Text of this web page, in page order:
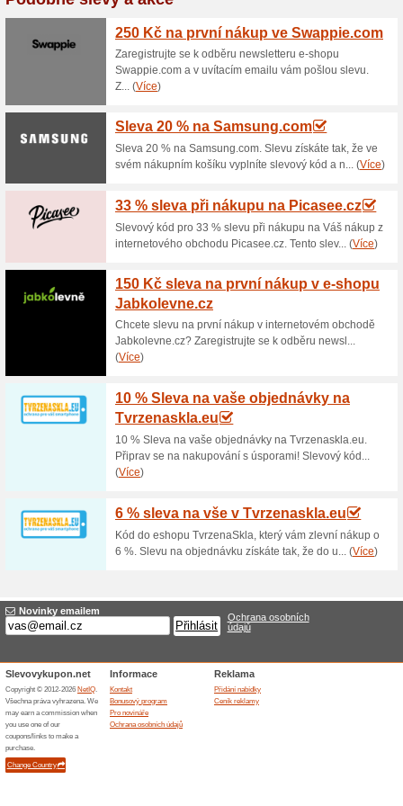
Aktuální slevy a
Doprava zdarma
100% fungovalo Akce
Nakupování online v
nákupech nad 2 000 Kč jsou
Neplaťte tak zbytečně
100 Kč sleva za
100% fungovalo Akce
Zaregistrujte se k odběru
emailu vám pošlou slevu.
nejnovějších trendech,
Powercube.
Dárkové poukazy od